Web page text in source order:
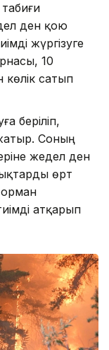
ден қою
жүргізуге
10
сатып
беріліп,
Соның
жедел ден
өрт
орман
атқарып